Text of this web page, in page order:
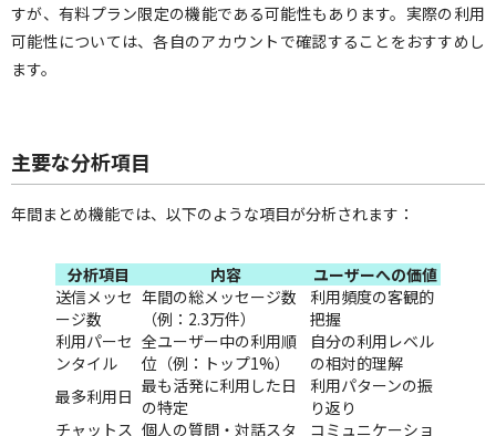
すが、有料プラン限定の機能である可能性もあります。実際の利用
可能性については、各自のアカウントで確認することをおすすめし
ます。
主要な分析項目
年間まとめ機能では、以下のような項目が分析されます：
分析項目 内容
ユーザーへの価値
送信メッセ
ージ数
年間の総メッセージ数
（例：2.3万件）
利用頻度の客観的
把握
利用パーセ
ンタイル
全ユーザー中の利用順
位（例：トップ1%）
自分の利用レベル
の相対的理解
最多利用日 最も活発に利用した日
の特定
利用パターンの振
り返り
チャットス 個人の質問・対話スタ
コミュニケーショ